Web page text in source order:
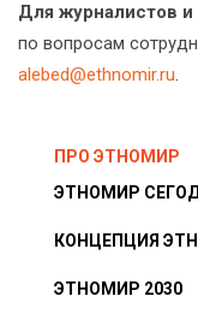
Для журналистов
по вопросам
alebed@ethnomir.ru.
ПРО ЭТНОМИР
ЭТНОМИР
КОНЦЕПЦИЯ
ЭТНОМИР 2030